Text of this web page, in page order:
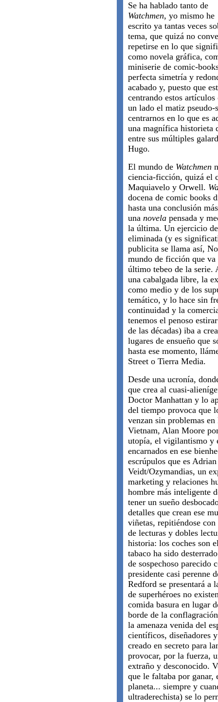
Se ha hablado tanto de
Watchmen, yo mismo he
escrito ya tantas veces
tema, que quizá no
repetirse en lo que
como novela gráfica,
miniserie de comic-
perfecta simetría y
acabado y, puesto que
centrando estos
un lado el matiz
centrarnos en lo que es
una magnífica historieta
entre sus múltiples
Hugo.
El mundo de Watchmen
ciencia-ficción, quizá el
Maquiavelo y Orwell.
docena de comic books
hasta una conclusión
una novela pensada y
la última. Un ejercicio
eliminada (y es
publicita se llama así,
mundo de ficción que
último tebeo de la serie.
una cabalgada libre, la
como medio y de los
temático, y lo hace sin
continuidad y la
tenemos el penoso
de las décadas) iba a
lugares de ensueño que
hasta ese momento,
Street o Tierra Media.
Desde una ucronía,
que crea al cuasi-
Doctor Manhattan y lo
del tiempo provoca que
venzan sin problemas
Vietnam, Alan Moore
utopía, el vigilantismo y
encarnados en ese
escrúpulos que es Adrian
Veidt/Ozymandias, un
marketing y relaciones
hombre más inteligente
tener un sueño
detalles que crean ese
viñetas, repitiéndose
de lecturas y dobles
historia: los coches son
tabaco ha sido
de sospechoso parecido
presidente casi perenne
Redford se presentará a
de superhéroes no
comida basura en lugar
borde de la
la amenaza venida del
científicos, diseñadores
creado en secreto para
provocar, por la fuerza,
extraño y desconocido.
que le faltaba por
planeta... siempre y
ultraderechista) se lo